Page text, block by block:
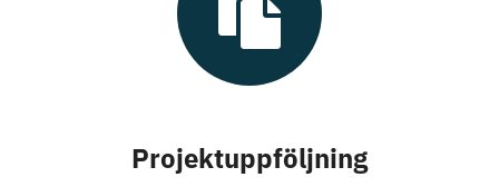
Projektuppföljning